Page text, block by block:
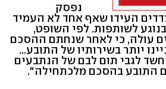
נפסק
העידו שאף אחד לא העמיד
לשותפות. לפי השופט,
עולה, כי לאחר שנחתם ההסכם
יותר בשירותיו של התובע...
לגבי תום לבם של הנתבעים
התובע בהסכם מלכתחילה".